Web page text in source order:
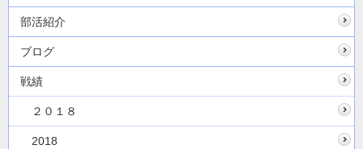
部活紹介
ブログ
戦績
２０１８
2018